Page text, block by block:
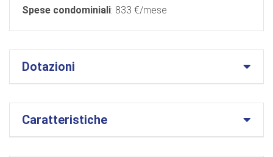
Spese condominiali: 833 €/mese
Dotazioni
Caratteristiche